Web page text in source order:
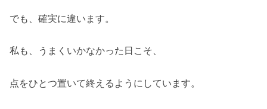
でも、確実に違います。
私も、うまくいかなかった日こそ、
点をひとつ置いて終えるようにしています。